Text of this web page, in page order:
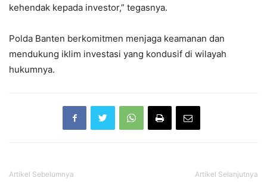
kehendak kepada investor,” tegasnya.
Polda Banten berkomitmen menjaga keamanan dan
mendukung iklim investasi yang kondusif di wilayah
hukumnya.
Artikel Sebelumnya Artikel Selanjutnya